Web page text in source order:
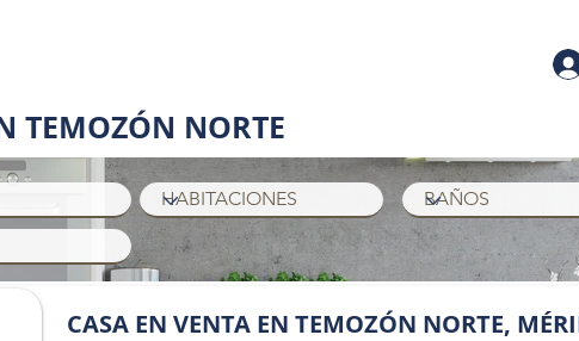
TEMOZÓN NORTE
CASA EN VENTA EN TEMOZÓN NORTE,